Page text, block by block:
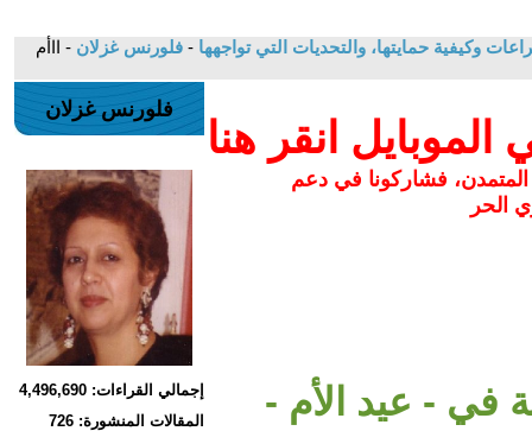
- فلورنس غزلان - ااأم
انقر هنا
المتمدن، فشاركونا في دعم
الحر
في - عيد الأم -
فلورنس غزلان
إجمالي القراءات: 4,496,690
المقالات المنشورة: 726